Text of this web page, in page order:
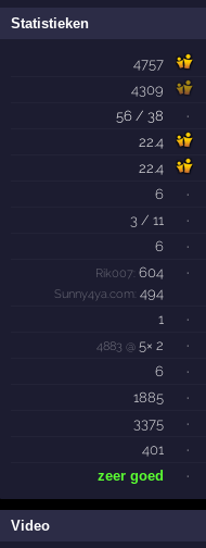
Statistieken
4757
4309
56 / 38
·
22.4
22.4
6
·
3 / 11
·
6
·
Rik007: 604
Sunny4ya.com: 494
·
1 ·
4883 @ 5× 2 ·
6
·
1885
·
3375
·
401
·
zeer goed
·
Video